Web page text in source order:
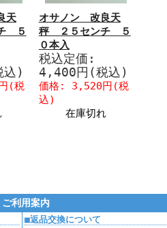
天
５
)
(税
オサノン 改良天
秤 ２５センチ ５
０本入
税込定価:
4,400円(税込)
価格: 3,520円(税
込)
在庫切れ
ご利用案内
■返品交換について